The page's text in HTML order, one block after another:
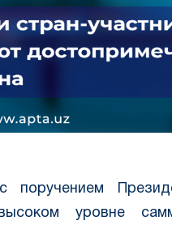
поручением
уровне